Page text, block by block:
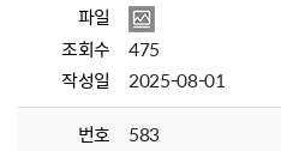
파일
조회수
475
작성일
2025-08-01
번호
583